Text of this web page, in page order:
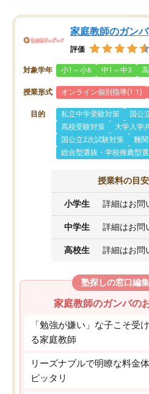
家庭教師のガンバ
評価
対象学年 小1～小6 中1～中3
授業形式 オンライン個別指導(1:1)
目的 私立中学受験対策
国公
高校受験対策
大学入学
国公立2次試験対策
難
総合型選抜・学校推薦型
授業料の目安
小学生 詳細はお問
中学生 詳細はお問
高校生 詳細はお問
塾探しの窓口編
家庭教師のガンバの
「勉強が嫌い」な子こそ受
る家庭教師
リーズナブルで明瞭な料金
ピッタリ